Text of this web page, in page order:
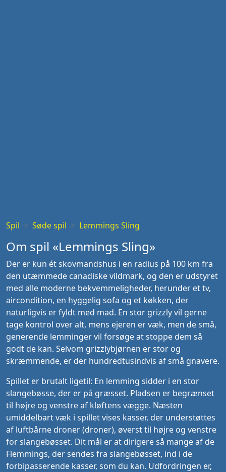
Spil Søde spil Lemmings Sling
Om spil «Lemmings Sling»
Der er kun ét skovmandshus i en radius på 100 km fra
den utæmmede canadiske vildmark, og den er udstyret
med alle moderne bekvemmeligheder, herunder et tv,
aircondition, en hyggelig sofa og et køkken, der
naturligvis er fyldt med mad. En stor grizzly vil gerne
tage kontrol over alt, mens ejeren er væk, men de små,
generende lemminger vil forsøge at stoppe dem så
godt de kan. Selvom grizzlybjørnen er stor og
skræmmende, er der hundredtusindvis af små gnavere.
Spillet er brutalt ligetil: En lemming sidder i en stor
slangebøsse, der er på græsset. Pladsen er begrænset
til højre og venstre af kløftens vægge. Næsten
umiddelbart væk i spillet vises kasser, der understøttes
af luftbårne droner (droner), øverst til højre og venstre
for slangebøsset. Dit mål er at dirigere så mange af de
Flemmings, der sendes fra slangebøsset, ind i de
forbipasserende kasser, som du kan. Udfordringen er,